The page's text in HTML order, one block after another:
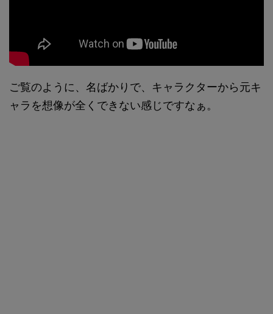
ご覧のように、名ばかりで、キャラクターから元キ
ャラを想像が全くできない感じですなぁ。